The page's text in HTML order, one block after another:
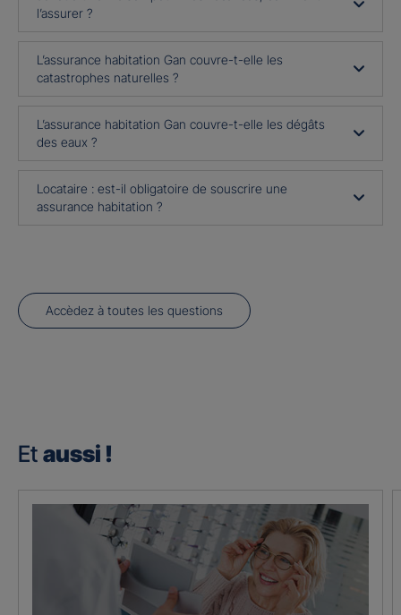
l’assurer ?
L’assurance habitation Gan couvre-t-elle les
catastrophes naturelles ?
L’assurance habitation Gan couvre-t-elle les dégâts
des eaux ?
Locataire : est-il obligatoire de souscrire une
assurance habitation ?
Accèdez à toutes les questions
Et aussi !